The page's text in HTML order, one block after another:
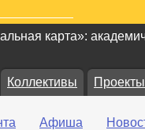
карта»:
Коллективы Проекты
Афиша